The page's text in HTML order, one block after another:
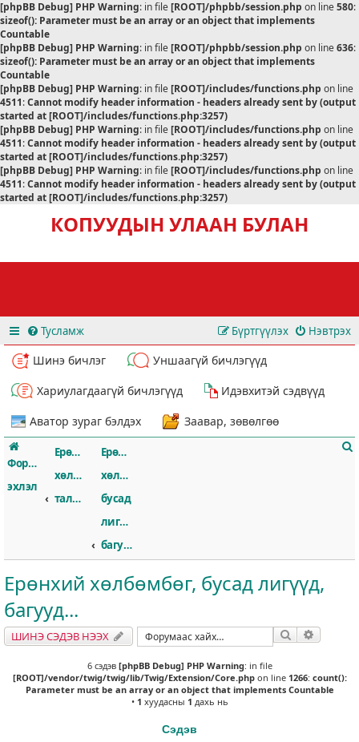
[phpBB Debug] PHP Warning: in file[ROOT]/phpbb/session.php on line580:
sizeof(): Parameter must be an array or an object that implements
Countable
[phpBB Debug] PHP Warning: in file[ROOT]/phpbb/session.php on line636:
sizeof(): Parameter must be an array or an object that implements
Countable
[phpBB Debug] PHP Warning: in file[ROOT]/includes/functions.php on line
4511:Cannot modify header information - headers already sent by (output
started at [ROOT]/includes/functions.php:3257)
[phpBB Debug] PHP Warning: in file[ROOT]/includes/functions.php on line
4511:Cannot modify header information - headers already sent by (output
started at [ROOT]/includes/functions.php:3257)
[phpBB Debug] PHP Warning: in file[ROOT]/includes/functions.php on line
4511:Cannot modify header information - headers already sent by (output
started at [ROOT]/includes/functions.php:3257)
КОПУУДЫН УЛААН БУЛАН
Тусламж Нэвтрэх
Бүртгүүлэх
Шинэ бичлэг
Уншаагүй бичлэгүүд
Хариулагдаагүй бичлэгүүд
Идэвхитэй сэдвүүд
Аватор зураг бэлдэх
Заавар, зөвөлгөө
Форумын
эхлэл
Ерөнхий
хөлбөмбөгийн
талаар
Ерөнхий
хөлбөмбөг,
бусад
лигүүд,
багууд...
Ерөнхий хөлбөмбөг, бусад лигүүд,
багууд...
ШИНЭ СЭДЭВ НЭЭХ Хайлт
6 сэдэв [phpBB Debug] PHP Warning: in file
[ROOT]/vendor/twig/twig/lib/Twig/Extension/Core.phpon line 1266: count():
Parameter must be an array or an object that implements Countable
• 1 хуудасны 1 дахь нь
Сэдэв